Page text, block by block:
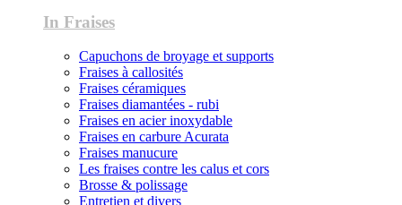
In Fraises
Capuchons de broyage et supports
Fraises à callosités
Fraises céramiques
Fraises diamantées - rubi
Fraises en acier inoxydable
Fraises en carbure Acurata
Fraises manucure
Les fraises contre les calus et cors
Brosse & polissage
Entretien et divers